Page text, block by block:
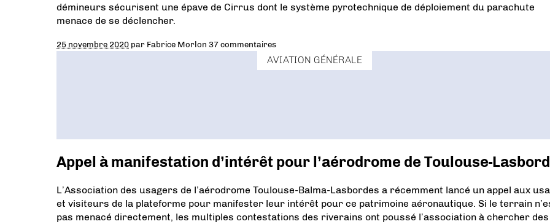
démineurs sécurisent une épave de Cirrus dont le système pyrotechnique de déploiement du parachute
menace de se déclencher.
25 novembre 2020 par Fabrice Morlon 37 commentaires
AVIATION GÉNÉRALE
Appel à manifestation d’intérêt pour l’aérodrome de Toulouse-
L’Association des usagers de l’aérodrome Toulouse-Balma-Lasbordes a récemment lancé un appel aux
et visiteurs de la plateforme pour manifester leur intérêt pour ce patrimoine aéronautique. Si le terrain
pas menacé directement, les multiples contestations des riverains ont poussé l’association à chercher des